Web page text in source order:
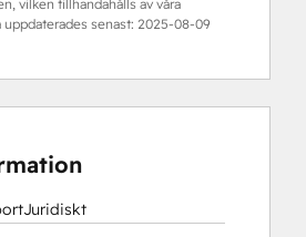
vilken tillhandahålls av våra
uppdaterades senast: 2025-08-09
Juridiskt